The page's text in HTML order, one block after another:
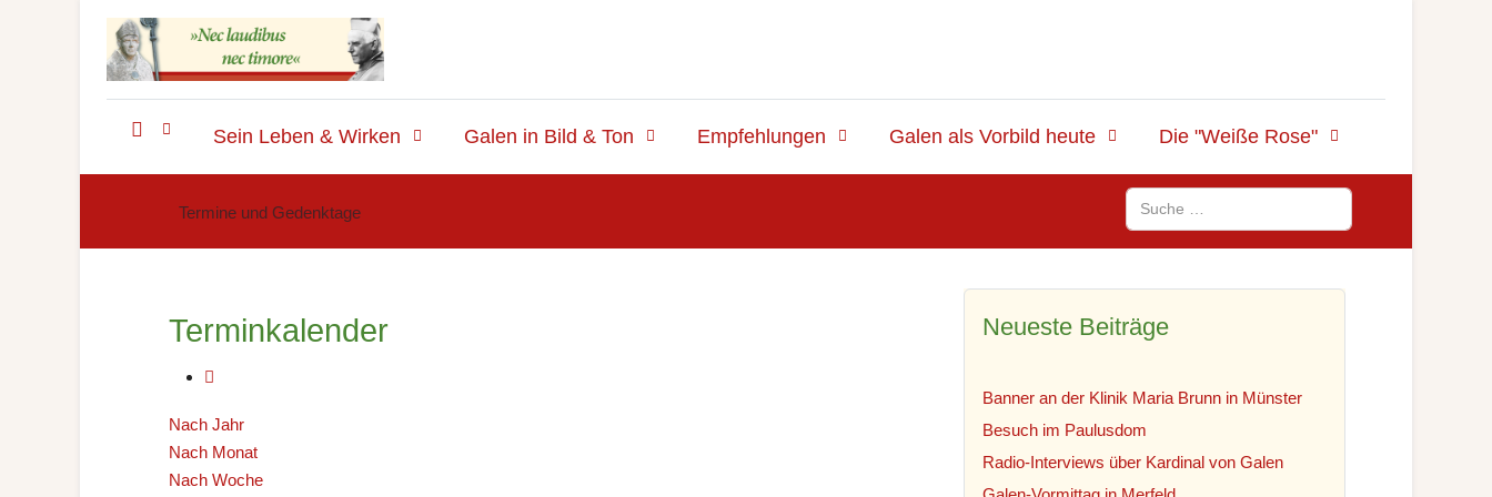
Sein Leben & Wirken Galen in Bild & Ton Empfehlungen Galen als Vorbild heute Die "Weiße Rose"
Termine und Gedenktage
Suchen
Terminkalender
Nach Jahr
Nach Monat
Nach Woche
Neueste Beiträge
Banner an der Klinik Maria Brunn in Münster
Besuch im Paulusdom
Radio-Interviews über Kardinal von Galen